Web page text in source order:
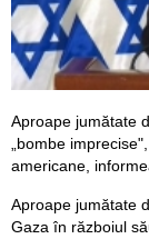
Aproape jumătate
„bombe
americane,
Aproape jumătate
Gaza în războiul